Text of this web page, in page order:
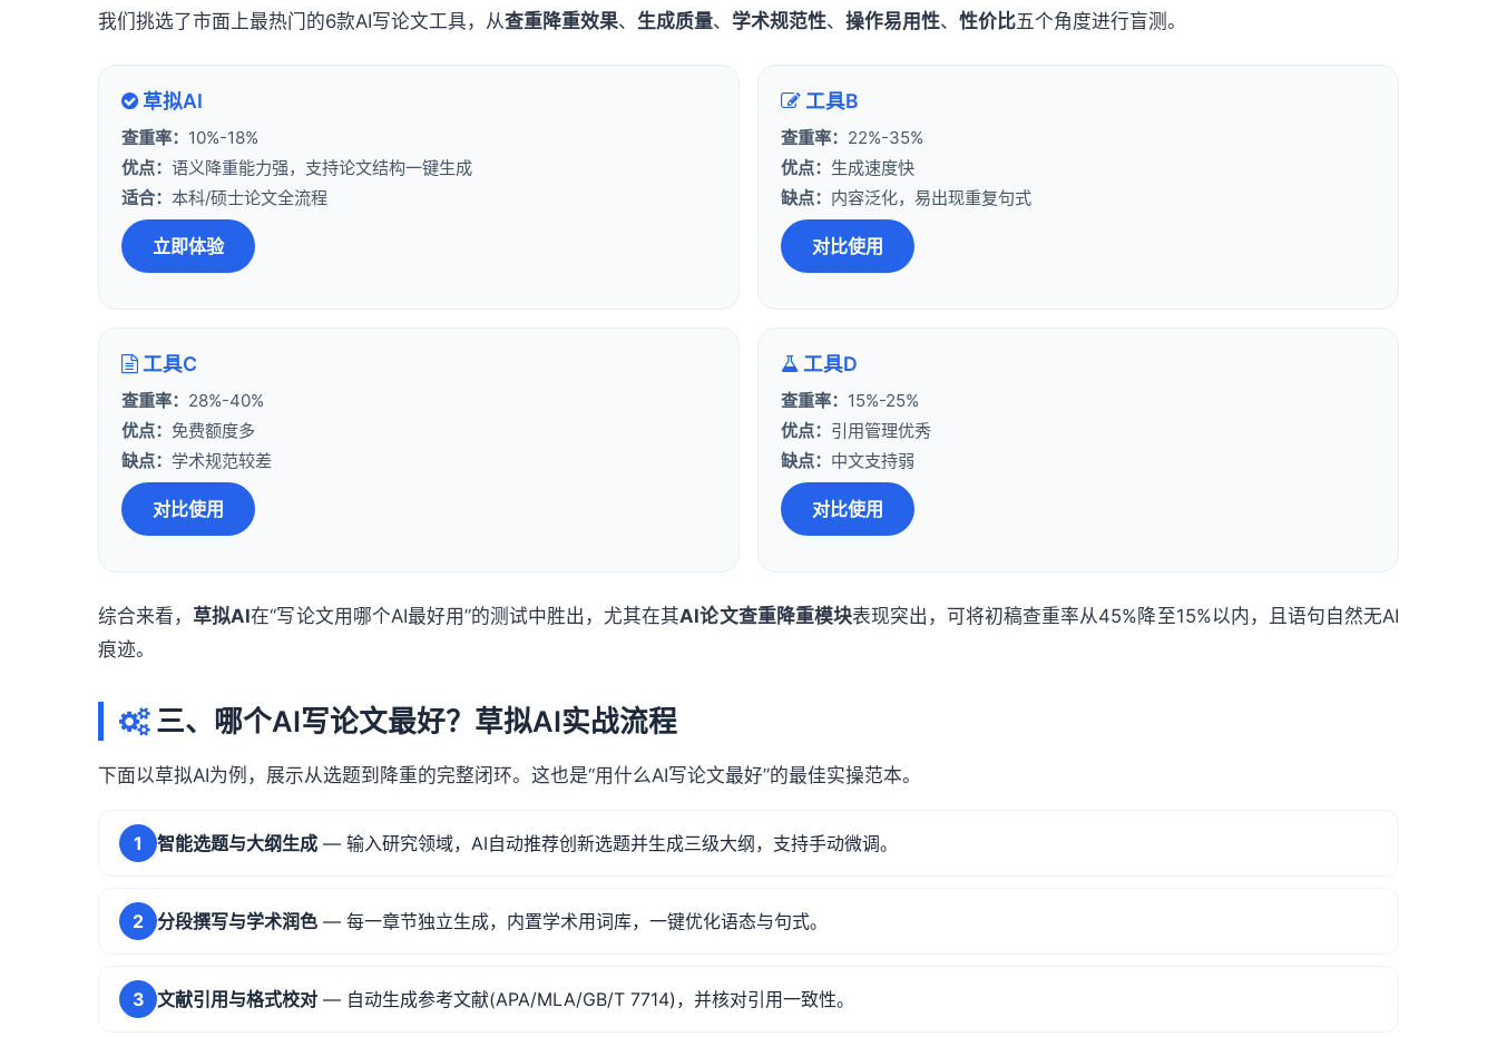
我们挑选了市面上最热门的6款AI写论文工具，从查重降重效果、 生成质量、 学术规范性、 操作易用性、 性价比五个角度进行盲测。
草拟AI
查重率： 10%-18%
优点： 语义降重能力强，支持论文结构一键生成
适合： 本科/硕士论文全流程
立即体验
工具B
查重率： 22%-35%
优点： 生成速度快
缺点： 内容泛化，易出现重复句式
对比使用
工具C
查重率： 28%-40%
优点： 免费额度多
缺点： 学术规范较差
对比使用
工具D
查重率： 15%-25%
优点： 引用管理优秀
缺点： 中文支持弱
对比使用
综合来看， 草拟AI在“写论文用哪个AI最好用”的测试中胜出，尤其在其AI论文查重降重模块表现突出，可将初稿查重率从45%降至15%以内，且语句自然无AI
痕迹。
三、哪个AI写论文最好？草拟AI实战流程
下面以草拟AI为例，展示从选题到降重的完整闭环。这也是“用什么AI写论文最好”的最佳实操范本。
1 智能选题与大纲生成 — 输入研究领域，AI自动推荐创新选题并生成三级大纲，支持手动微调。
2 分段撰写与学术润色 — 每一章节独立生成，内置学术用词库，一键优化语态与句式。
3 文献引用与格式校对 — 自动生成参考文献(APA/MLA/GB/T 7714)，并核对引用一致性。